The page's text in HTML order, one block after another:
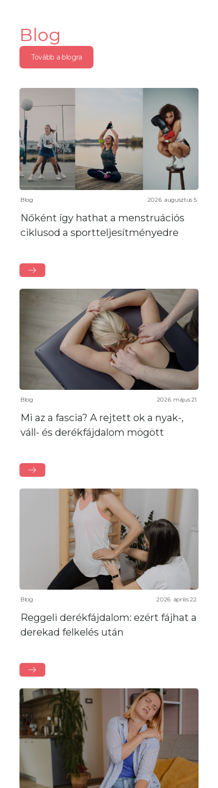
Blog
Tovább a blogra
Blog 2026. augusztus 5.
Nőként így hathat a menstruációs
ciklusod a sportteljesítményedre
Blog 2026. május 21.
Mi az a fascia? A rejtett ok a nyak-,
váll- és derékfájdalom mögött
Blog 2026. április 22.
Reggeli derékfájdalom: ezért fájhat a
derekad felkelés után